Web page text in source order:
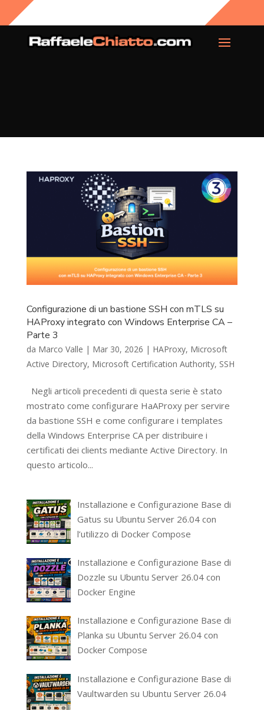
Configurazione di un bastione SSH con mTLS su
HAProxy integrato con Windows Enterprise CA –
Parte 3
da Marco Valle | Mar 30, 2026 | HAProxy, Microsoft
Active Directory, Microsoft Certification Authority, SSH
Negli articoli precedenti di questa serie è stato
mostrato come configurare HaAProxy per servire
da bastione SSH e come configurare i templates
della Windows Enterprise CA per distribuire i
certificati dei clients mediante Active Directory. In
questo articolo...
Installazione e Configurazione Base di
Gatus su Ubuntu Server 26.04 con
l’utilizzo di Docker Compose
Installazione e Configurazione Base di
Dozzle su Ubuntu Server 26.04 con
Docker Engine
Installazione e Configurazione Base di
Planka su Ubuntu Server 26.04 con
Docker Compose
Installazione e Configurazione Base di
Vaultwarden su Ubuntu Server 26.04